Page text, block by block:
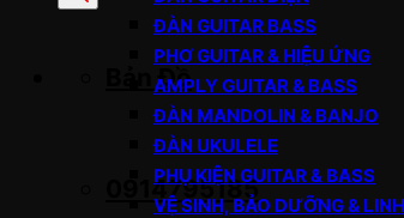
Bản Đồ
0914795185
ĐÀN GUITAR BASS
PHƠ GUITAR & HIỆU ỨNG
AMPLY GUITAR & BASS
ĐÀN MANDOLIN & BANJO
ĐÀN UKULELE
PHỤ KIỆN GUITAR & BASS
VỆ SINH, BẢO DƯỠNG &